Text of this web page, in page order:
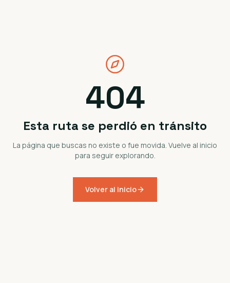
404
Esta ruta se perdió en tránsito
La página que buscas no existe o fue movida. Vuelve al inicio
para seguir explorando.
Volver al inicio